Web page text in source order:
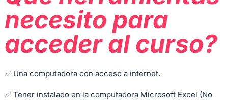
necesito para
acceder al curso?
✅ Una computadora con acceso a internet.
✅ Tener instalado en la computadora Microsoft Excel (No